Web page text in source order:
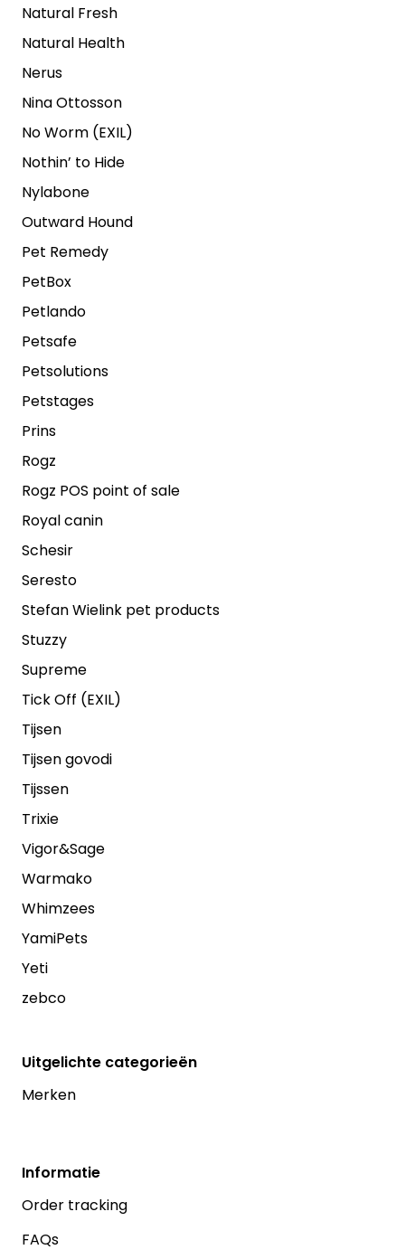
Natural Fresh
Natural Health
Nerus
Nina Ottosson
No Worm (EXIL)
Nothin’ to Hide
Nylabone
Outward Hound
Pet Remedy
PetBox
Petlando
Petsafe
Petsolutions
Petstages
Prins
Rogz
Rogz POS point of sale
Royal canin
Schesir
Seresto
Stefan Wielink pet products
Stuzzy
Supreme
Tick Off (EXIL)
Tijsen
Tijsen govodi
Tijssen
Trixie
Vigor&Sage
Warmako
Whimzees
YamiPets
Yeti
zebco
Uitgelichte categorieën
Merken
Informatie
Order tracking
FAQs